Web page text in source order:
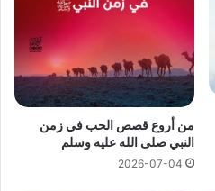
من أروع قصص الحب في زمن
النبي صلى الله عليه وسلم
2026-07-04